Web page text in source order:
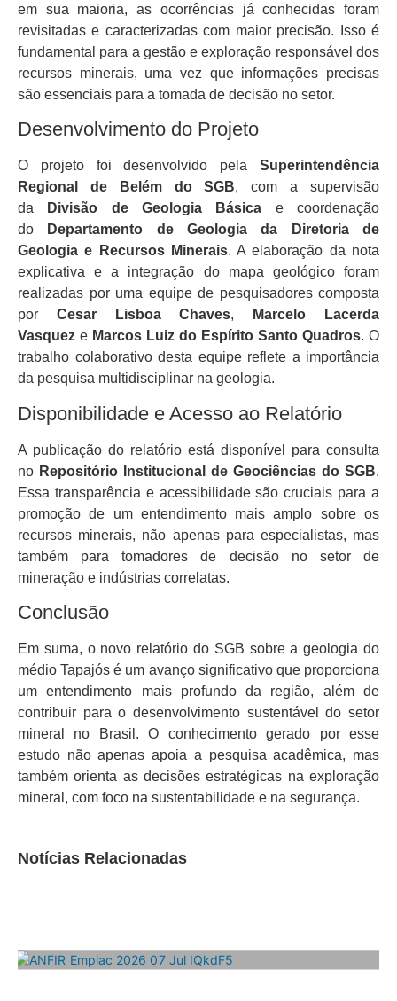
em sua maioria, as ocorrências já conhecidas foram
revisitadas e caracterizadas com maior precisão. Isso é
fundamental para a gestão e exploração responsável dos
recursos minerais, uma vez que informações precisas
são essenciais para a tomada de decisão no setor.
Desenvolvimento do Projeto
O projeto foi desenvolvido pela Superintendência
Regional de Belém do SGB, com a supervisão
da
Divisão de Geologia Básica e coordenação
do
Departamento de Geologia da Diretoria de
Geologia e Recursos Minerais. A elaboração da nota
explicativa e a integração do mapa geológico foram
realizadas por uma equipe de pesquisadores composta
por Cesar Lisboa Chaves,
Marcelo Lacerda
Vasquez e Marcos Luiz do Espírito Santo Quadros. O
trabalho colaborativo desta equipe reflete a importância
da pesquisa multidisciplinar na geologia.
Disponibilidade e Acesso ao Relatório
A publicação do relatório está disponível para consulta
no Repositório Institucional de Geociências do SGB.
Essa transparência e acessibilidade são cruciais para a
promoção de um entendimento mais amplo sobre os
recursos minerais, não apenas para especialistas, mas
também para tomadores de decisão no setor de
mineração e indústrias correlatas.
Conclusão
Em suma, o novo relatório do SGB sobre a geologia do
médio Tapajós é um avanço significativo que proporciona
um entendimento mais profundo da região, além de
contribuir para o desenvolvimento sustentável do setor
mineral no Brasil. O conhecimento gerado por esse
estudo não apenas apoia a pesquisa acadêmica, mas
também orienta as decisões estratégicas na exploração
mineral, com foco na sustentabilidade e na segurança.
Notícias Relacionadas